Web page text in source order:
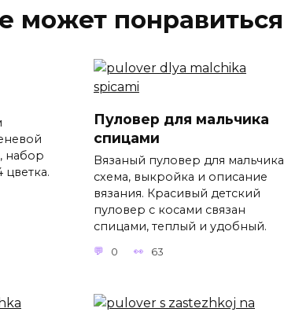
может понравиться
набор
Пуловер для мальчика
спицами
Вязаный пуловер для мальчика
схема, выкройка и описание
вязания. Красивый детский
пуловер с косами связан
спицами, теплый и удобный.
0 63